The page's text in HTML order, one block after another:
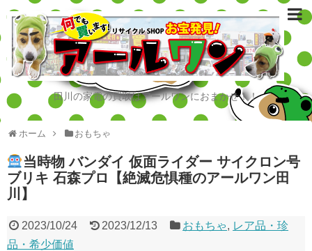
田川の家電の買取はアールワンにおまかせ！！
ホーム おもちゃ
当時物 バンダイ 仮面ライダー サイクロン号
ブリキ 石森プロ【絶滅危惧種のアールワン田
川】
2023/10/24 2023/12/13 おもちゃ, レア品・珍
品・希少価値